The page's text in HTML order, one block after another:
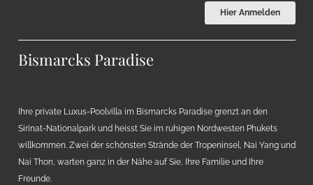
Hier Anmelden
Bismarcks Paradise
Ihre private Luxus-Poolvilla im Bismarcks Paradise grenzt an den
Sirinat-Nationalpark und heisst Sie im ruhigen Nordwesten Phukets
willkommen. Zwei der schönsten Strände der Tropeninsel, Nai Yang und
Nai Thon, warten ganz in der Nähe auf Sie, Ihre Familie und Ihre
Freunde.